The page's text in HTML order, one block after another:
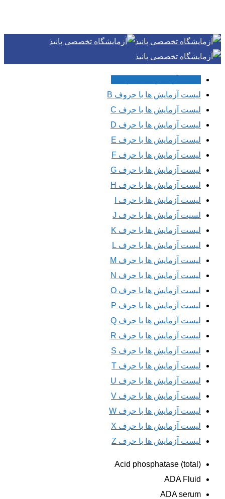
main
content
لیست آزمایش ها با حروف B
لیست آزمایش ها با حرف C
لیست آزمایش ها با حرف D
لیست آزمایش ها با حرف E
لیست آزمایش ها با حرف F
لیست آزمایش ها با حرف G
لیست آزمایش ها با حرف H
لیست آزمایش ها با حرف I
لسیت آزمایش ها با حرف J
لیست آزمایش ها با حرف K
لیست آزمایش ها با حرف L
لیست آزمایش ها با حرف M
لیست آزمایش ها با حرف N
لیست آزمایش ها با حرف O
لیست آزمایش ها با حرف P
لیست آزمایش ها با حرف Q
لیست آزمایش ها با حرف R
لیست آزمایش ها با حرف S
لیست آزمایش ها با حرف T
لیست آزمایش ها با حرف U
لیست آزمایش ها با حرف V
لیست آزمایش ها با حرف W
لیست آزمایش ها با حرف X
لیست آزمایش ها با حرف Z
Acid phosphatase (total)
ADA Fluid
ADA serum